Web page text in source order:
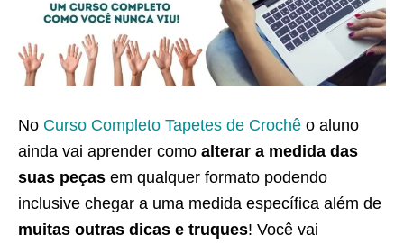
No Curso Completo Tapetes de Crochê o aluno
ainda vai aprender como alterar a medida das
suas peças em qualquer formato podendo
inclusive chegar a uma medida específica além de
muitas outras dicas e truques! Você vai